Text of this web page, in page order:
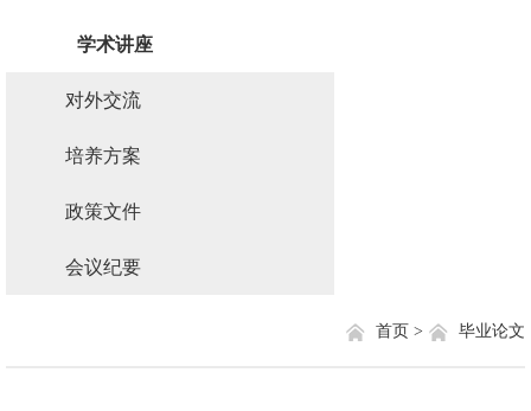
学术讲座
对外交流
培养方案
政策文件
会议纪要
毕业论文
首页 >